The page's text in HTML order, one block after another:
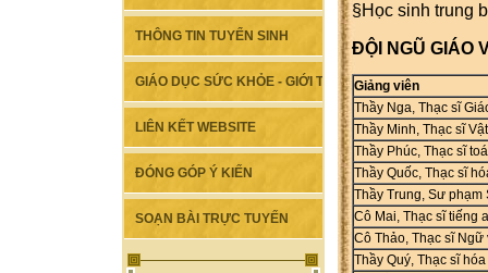
THÔNG TIN TUYỂN SINH
GIÁO DỤC SỨC KHỎE - GIỚI TÍNH
LIÊN KẾT WEBSITE
ĐÓNG GÓP Ý KIẾN
SOẠN BÀI TRỰC TUYẾN
§Học sinh trung
ĐỘI NGŨ GIÁO
Giảng viên
Thầy Nga, Thạc sĩ
Thầy Minh, Thạc sĩ
Thầy Phúc, Thạc sĩ
Thầy Quốc, Thạc sĩ
Thầy Trung, Sư phạm
Cô Mai, Thạc sĩ tiếng
Cô Thảo, Thạc sĩ Ngữ
Thầy Quý, Thạc sĩ